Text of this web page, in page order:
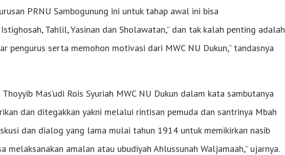
PRNU Sambogunung ini untuk tahap awal ini bisa
Tahlil, Yasinan dan Sholawatan,” dan tak kalah penting adalah
pengurus serta memohon motivasi dari MWC NU Dukun,” tandasnya
Mas’udi Rois Syuriah MWC NU Dukun dalam kata sambutanya
dan ditegakkan yakni melalui rintisan pemuda dan santrinya Mbah
dan dialog yang lama mulai tahun 1914 untuk memikirkan nasib
melaksanakan amalan atau ubudiyah Ahlussunah Waljamaah,” ujarnya.